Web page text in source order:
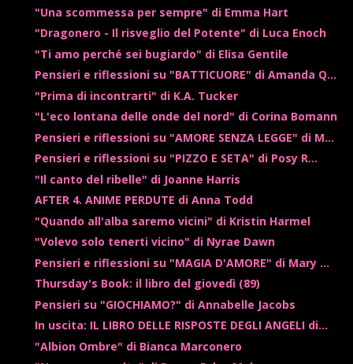
"Una scommessa per sempre" di Emma Hart
"Dragonero - Il risveglio del Potente" di Luca Enoch
"Ti amo perché sei bugiardo" di Elisa Gentile
Pensieri e riflessioni su "BATTICUORE" di Amanda Q...
"Prima di incontrarti" di K.A. Tucker
"L'eco lontana delle onde del nord" di Corina Bomann
Pensieri e riflessioni su "AMORE SENZA LEGGE" di M...
Pensieri e riflessioni su "PIZZO E SETA" di Posy R...
"Il canto del ribelle" di Joanne Harris
AFTER 4. ANIME PERDUTE di Anna Todd
"Quando all'alba saremo vicini" di Kristin Harmel
"Volevo solo tenerti vicino" di Nyrae Dawn
Pensieri e riflessioni su "MAGIA D'AMORE" di Mary ...
Thursday's Book: il libro del giovedì (89)
Pensieri su "GIOCHIAMO?" di Annabelle Jacobs
In uscita: IL LIBRO DELLE RISPOSTE DEGLI ANGELI di...
"Albion Ombre" di Bianca Marconero